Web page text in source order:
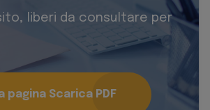
liberi da consultare per
pagina Scarica PDF